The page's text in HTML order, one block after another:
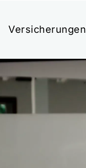
Versicherungen